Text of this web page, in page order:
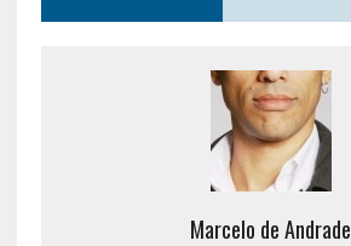
Marcelo de Andrade